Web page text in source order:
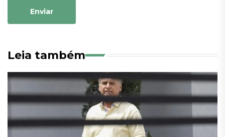
Enviar
Leia também